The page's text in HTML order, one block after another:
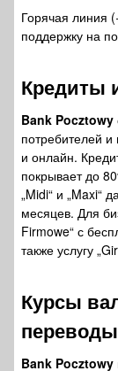
Горячая линия
поддержку на
Кредиты
Bank Pocztowy
потребителей и
и онлайн.
покрывает до
„Midi“ и „Maxi“
месяцев. Для
Firmowe“ с
также услугу
Курсы
переводы
Bank Pocztowy